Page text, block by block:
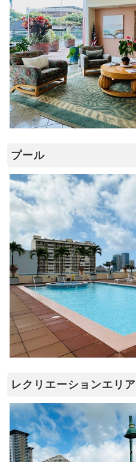
プール
レクリエーションエリア